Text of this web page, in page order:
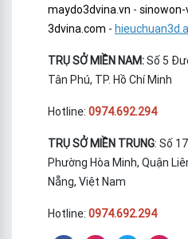
maydo3dvina.vn -
3dvina.com -
TRỤ SỞ MIỀN NAM:Số 5
Tân Phú, TP. Hồ Chí Minh
Hotline: 0974.692.294
TRỤ SỞ MIỀN TRUNG: Số
Phường Hòa Minh, Quận
Nẵng, Việt Nam
Hotline: 0974.692.294